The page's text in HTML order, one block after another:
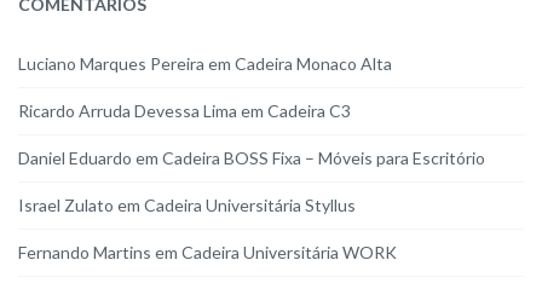
COMENTÁRIOS
Luciano Marques Pereira em Cadeira Monaco Alta
Ricardo Arruda Devessa Lima em Cadeira C3
Daniel Eduardo em Cadeira BOSS Fixa – Móveis para Escritório
Israel Zulato em Cadeira Universitária Styllus
Fernando Martins em Cadeira Universitária WORK